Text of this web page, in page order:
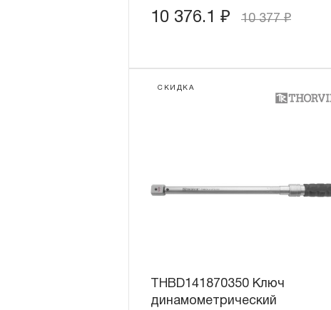
10 376.1 ₽ 10 377₽
СКИДКА
THBD141870350 Ключ
динамометрический